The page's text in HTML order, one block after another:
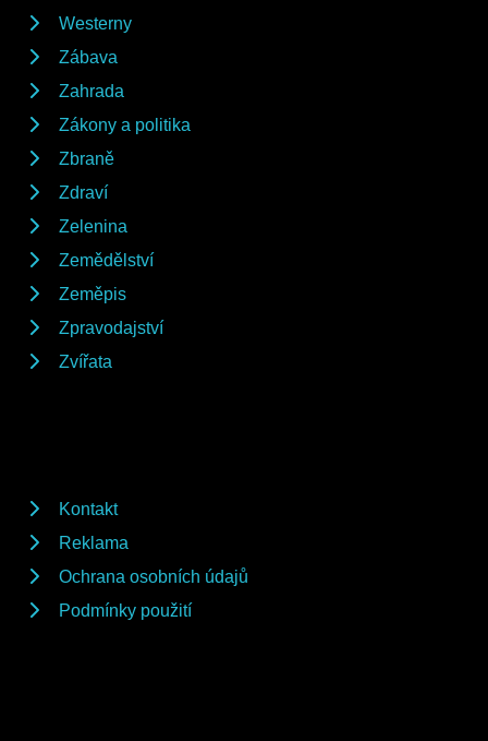
Westerny
Zábava
Zahrada
Zákony a politika
Zbraně
Zdraví
Zelenina
Zemědělství
Zeměpis
Zpravodajství
Zvířata
Kontakt
Reklama
Ochrana osobních údajů
Podmínky použití